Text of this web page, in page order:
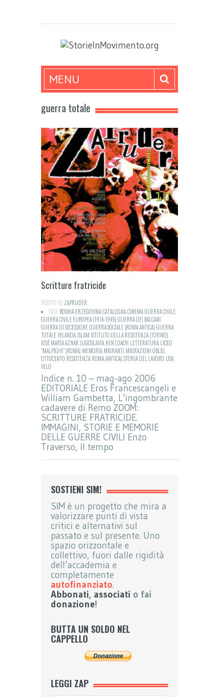
MENU
guerra totale
Scritture fratricide
POSTED IN:ZAPRUDER
TAGS:BOSNIA-ERZEGOVINA,CATALOGNA,CINEMA,GUERRA CIVILE,
GUERRA CIVILE EUROPEA (1914-1945),GUERRA DEI BALCANI,
GUERRA DI SECESSIONE,GUERRA SOCIALE (ROMA ANTICA),GUERRA
TOTALE,IRLANDA,ISLAM,ISTITUTO DELLA RESISTENZA (TORINO),
JOSÉ MARÍA AZNAR,JUGOSLAVIA,KEN LOACH,LETTERATURA,LICEO
"MALPIGHI" (ROMA),MEMORIA,MIGRANTI,MIGRAZIONI,OBLIO,
OTTOCENTO,RESISTENZA,ROMA (ANTICA),STORIA DEL LAVORO,USA,
VELO
Indice n. 10 – mag-ago 2006
EDITORIALE Eros Francescangeli e
William Gambetta, L’ingombrante
cadavere di Remo ZOOM:
SCRITTURE FRATRICIDE.
IMMAGINI, STORIE E MEMORIE
DELLE GUERRE CIVILI Enzo
Traverso, Il tempo
SOSTIENI SIM!
SIM è un progetto che mira a
valorizzare punti di vista
critici e alternativi sul
passato e sul presente. Uno
spazio orizzontale e
collettivo, fuori dalle rigidità
dell’accademia e
completamente
autofinanziato.
Abbonati, associati o fai
donazione!
BUTTA UN SOLDO NEL
CAPPELLO
LEGGI ZAP